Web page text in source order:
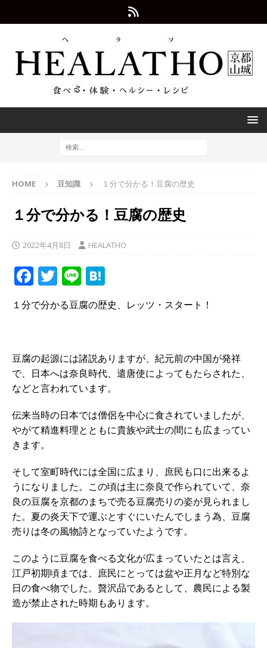
HOME 豆知識 １分で分かる！豆腐の歴史
１分で分かる！豆腐の歴史
2022年4月8日 HEALATHO
F
a
c
b
o
o
k
T
w
it
r
Li
n
e
at
e
a
１分で分かる豆腐の歴史、レッツ・スタート！
豆腐の起源には諸説ありますが、紀元前の中国が発祥
で、日本へは奈良時代、遣唐使によってもたらされた、
などと言われています。
伝来当時の日本では僧侶を中心に食されていましたが、
やがて精進料理とともに貴族や武士の間にも広まってい
きます。
そして室町時代には全国に広まり、庶民も口に出来るよ
うになりました。この頃は主に奈良で作られていて、奈
良の豆腐を京都のまちで売る豆腐売りの姿が見られまし
た。夏の炎天下で運ぶとすぐにいたんでしまう為、豆腐
売りは冬の風物詩となっていたようです。
このように豆腐を食べる文化が広まっていたとは言え、
江戸初期頃までは、庶民にとっては盆や正月など特別な
日の食べ物でした。贅沢品であるとして、農民による製
造が禁止された時期もあります。